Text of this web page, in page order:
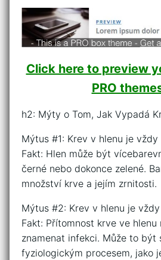
Click here to preview
PRO
h2: Mýty o Tom, Jak Vypadá
Mýtus #1: Krev v hlenu je vždy
Fakt: Hlen může být
černé nebo dokonce zelené.
množství krve a jejím zrnitosti.
Mýtus #2: Krev v hlenu je
Fakt: Přítomnost krve ve hlenu
znamenat infekci. Může to být
fyziologickým procesem, jako